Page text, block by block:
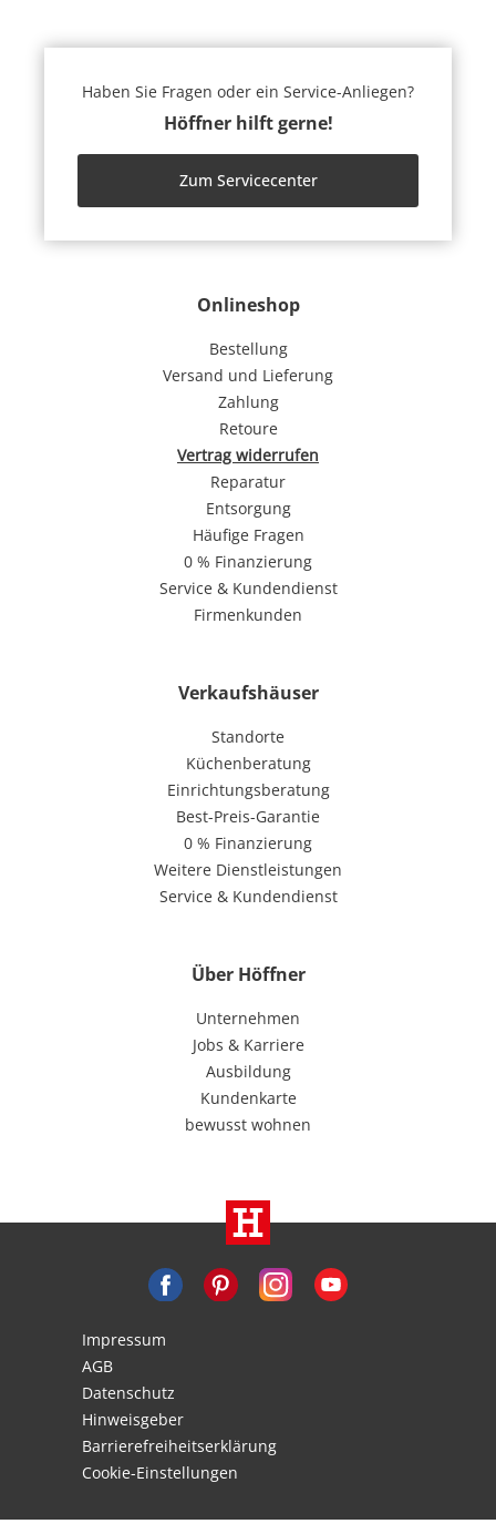
Onlineshop
Bestellung
Versand und Lieferung
Zahlung
Retoure
Vertrag widerrufen
Reparatur
Entsorgung
Häufige Fragen
0 % Finanzierung
Service & Kundendienst
Firmenkunden
Verkaufshäuser
Standorte
Küchenberatung
Einrichtungsberatung
Best-Preis-Garantie
0 % Finanzierung
Weitere Dienstleistungen
Service & Kundendienst
Über Höffner
Unternehmen
Jobs & Karriere
Ausbildung
Kundenkarte
bewusst wohnen
Haben Sie Fragen oder ein Service-Anliegen?
Höffner hilft gerne!
Zum Servicecenter
Impressum
AGB
Datenschutz
Hinweisgeber
Barrierefreiheitserklärung
Cookie-Einstellungen